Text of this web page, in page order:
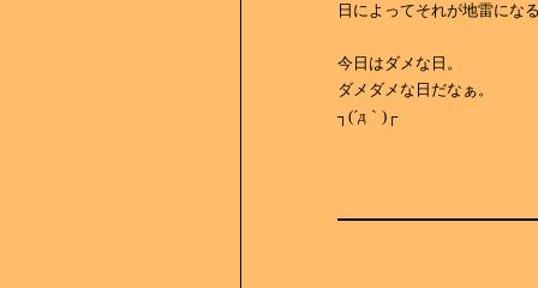
日によってそれが地雷にな
今日はダメな日。
ダメダメな日だなぁ。
┐(´д｀)┌